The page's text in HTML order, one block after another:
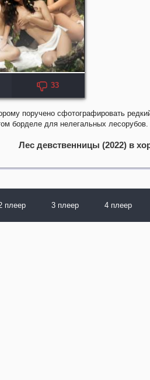
33
поручено сфотографировать
борделе для нелегальных
Лес девственницы (2022) в
плеер 3 плеер 4 плеер